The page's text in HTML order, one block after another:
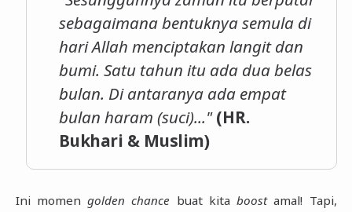
sebagaimana bentuknya semula di
hari Allah menciptakan langit dan
bumi. Satu tahun itu ada dua belas
bulan. Di antaranya ada empat
bulan haram (suci)..."(HR.
Bukhari & Muslim)
Ini momen golden chance buat kita boostamal! Tapi,